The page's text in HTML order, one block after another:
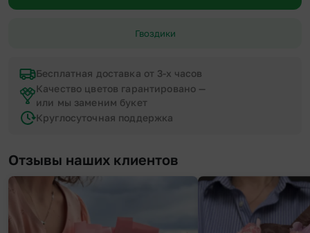
Гвоздики
Бесплатная доставка от 3-х часов
Качество цветов гарантировано —
или мы заменим букет
Круглосуточная поддержка
Отзывы наших клиентов